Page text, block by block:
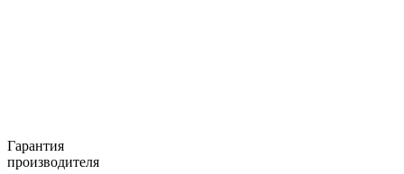
Гарантия
производителя